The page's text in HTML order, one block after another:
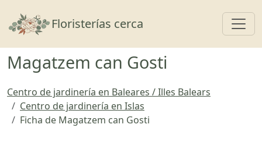
Floristerías cerca
Magatzem can Gosti
Centro de jardinería en Baleares / Illes Balears
Centro de jardinería en Islas
Ficha de Magatzem can Gosti